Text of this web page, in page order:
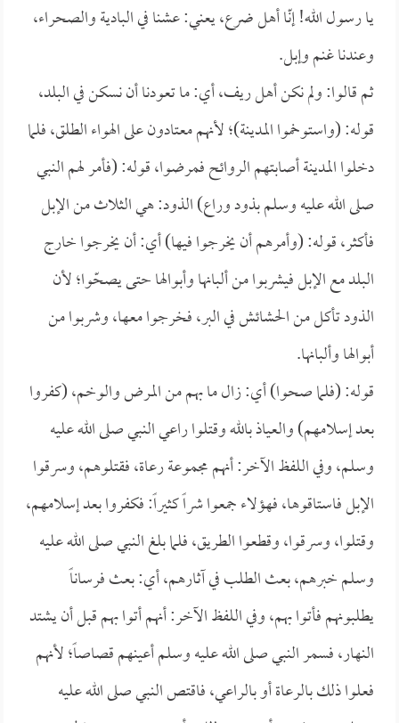
يا رسول الله! إنّا أهل ضرع، يعني: عشنا في البادية والصحراء،
وعندنا غنم وإبل.
ثم قالوا: ولم نكن أهل ريف، أي: ما تعودنا أن نسكن في البلد،
قوله: (واستوخموا المدينة)؛ لأنهم معتادون على الهواء الطلق، فلما
دخلوا المدينة أصابتهم الروائح فمرضوا، قوله: (فأمر لهم النبي
صلى الله عليه وسلم بذود وراع) الذود: هي الثلاث من الإبل
فأكثر، قوله: (وأمرهم أن يخرجوا فيها) أي: أن يخرجوا خارج
البلد مع الإبل فيشربوا من ألبانها وأبوالها حتى يصحّوا؛ لأن
الذود تأكل من الحشائش في البر، فخرجوا معها، وشربوا من
أبوالها وألبانها.
قوله: (فلما صحوا) أي: زال ما بهم من المرض والوخم، (كفروا
بعد إسلامهم) والعياذ بالله وقتلوا راعي النبي صلى الله عليه
وسلم، وفي اللفظ الآخر: أنهم مجموعة رعاة، فقتلوهم، وسرقوا
الإبل فاستاقوها، فهؤلاء جمعوا شراً كثيراً: فكفروا بعد إسلامهم،
وقتلوا، وسرقوا، وقطعوا الطريق، فلما بلغ النبي صلى الله عليه
وسلم خبرهم، بعث الطلب في آثارهم، أي: بعث فرساناً
يطلبونهم فأتوا بهم، وفي اللفظ الآخر: أنهم أتوا بهم قبل أن يشتد
النهار، فسمر النبي صلى الله عليه وسلم أعينهم قصاصاً؛ لأنهم
فعلوا ذلك بالرعاة أو بالراعي، فاقتص النبي صلى الله عليه